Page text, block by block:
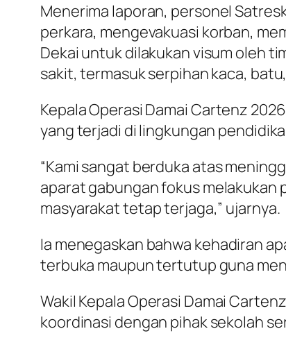
Menerima laporan, personel
perkara, mengevakuasi korban,
Dekai untuk dilakukan visum oleh
sakit, termasuk serpihan kaca,
Kepala Operasi Damai Cartenz
yang terjadi di lingkungan
“Kami sangat berduka atas
aparat gabungan fokus melakukan
masyarakat tetap terjaga,” ujarnya.
Ia menegaskan bahwa kehadiran
terbuka maupun tertutup guna
Wakil Kepala Operasi Damai
koordinasi dengan pihak sekolah